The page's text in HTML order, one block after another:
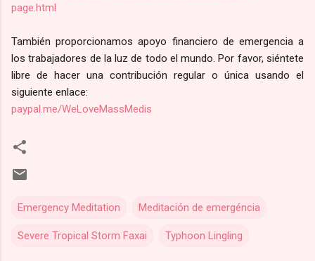
page.html
También proporcionamos apoyo financiero de emergencia a
los trabajadores de la luz de todo el mundo. Por favor, siéntete
libre de hacer una contribución regular o única usando el
siguiente enlace:
paypal.me/WeLoveMassMedis
Emergency Meditation Meditación de emergéncia
Severe Tropical Storm Faxai Typhoon Lingling